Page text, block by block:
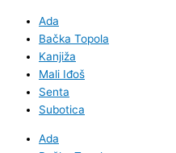
Ada
Bačka Topola
Kanjiža
Mali Iđoš
Senta
Subotica
Ada